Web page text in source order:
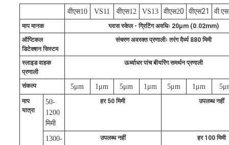
वीएस10 VS11 वीएस12 VS13 वीएस20 वीएस21
माप मानक
ग्लास स्केल - ग्रिटिंग अवधिः 20μm (0.02mm)
ऑप्टिकल
डिटेक्शन सिस्टम
संचरण अवरक्त प्रणालीः तरंग दैर्ध्य 880 मिमी
स्लाइड वाहक
प्रणाली
ऊर्ध्वाधर पांच बीयरिंग समर्थन प्रणाली
संकल्प 5μm 1μm 5μm 1μm 5μm 1μm
माप
यात्रा
50-
1200
मिमी
हर 50 मिमी उपलब्ध नहीं
1300-
उपलब्ध नहीं हर 100 मिमी